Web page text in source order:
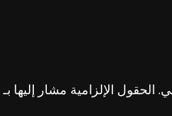
الحقول الإلزامية مشار إليها بـ